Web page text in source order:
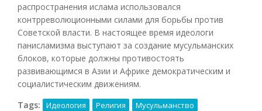
распространения ислама использовался
контрреволюционными силами для борьбы против
Советской власти. В настоящее время идеологи
панисламизма выступают за создание мусульманских
блоков, которые должны противостоять
развивающимся в Азии и Африке демократическим и
социалистическим движениям.
Tags:
Идеология Религия Мусульманство